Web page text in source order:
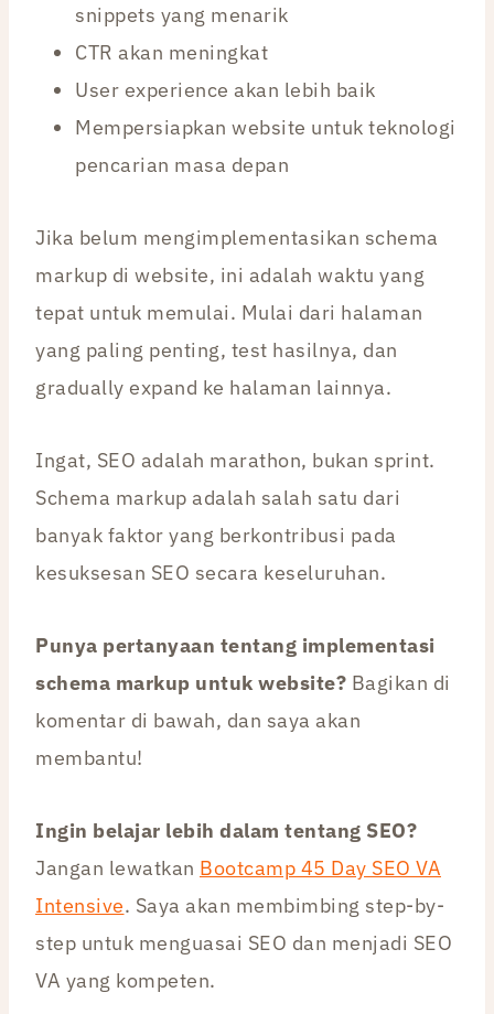
snippets yang menarik
CTR akan meningkat
User experience akan lebih baik
Mempersiapkan website untuk teknologi
pencarian masa depan
Jika belum mengimplementasikan schema
markup di website, ini adalah waktu yang
tepat untuk memulai. Mulai dari halaman
yang paling penting, test hasilnya, dan
gradually expand ke halaman lainnya.
Ingat, SEO adalah marathon, bukan sprint.
Schema markup adalah salah satu dari
banyak faktor yang berkontribusi pada
kesuksesan SEO secara keseluruhan.
Punya pertanyaan tentang implementasi
schema markup untuk website? Bagikan di
komentar di bawah, dan saya akan
membantu!
Ingin belajar lebih dalam tentang SEO?
Jangan lewatkan Bootcamp 45 Day SEO VA
Intensive. Saya akan membimbing step-by-
step untuk menguasai SEO dan menjadi SEO
VA yang kompeten.